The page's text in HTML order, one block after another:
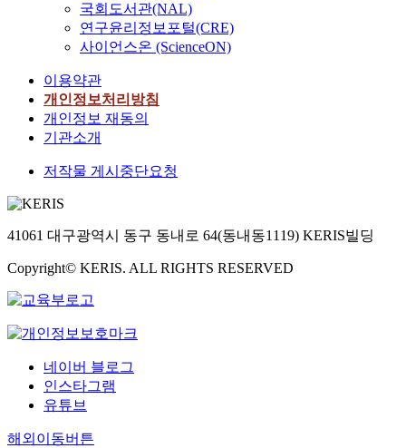
국회도서관(NAL)
연구윤리정보포털(CRE)
사이언스온 (ScienceON)
이용약관
개인정보처리방침
개인정보 재동의
기관소개
저작물 게시중단요청
41061 대구광역시 동구 동내로 64(동내동1119) KERIS빌딩
Copyright© KERIS. ALL RIGHTS RESERVED
네이버 블로그
인스타그램
유튜브
해외이동버튼